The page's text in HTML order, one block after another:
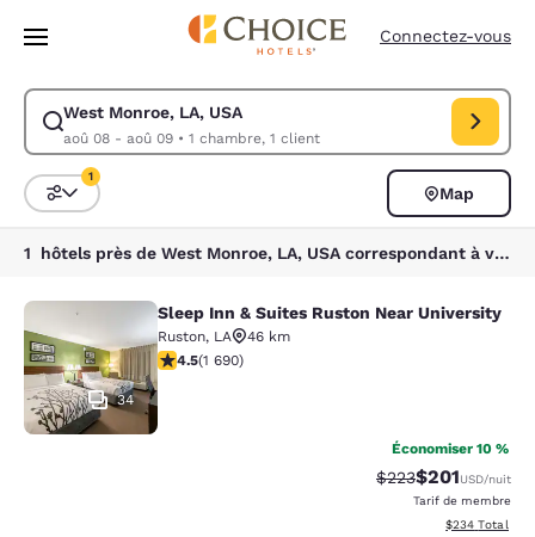
Passer à Contenu Principal
Connectez-vous
West Monroe, LA, USA
aoû 08 - aoû 09• 1 chambre, 1 client
Modifiez la recherche pour West Monroe, LA, USA. Date d’arrivée
Trier et filtrer
1
Map
1 hôtels près de West Monroe, LA, USA correspondant à vos filtres
Sleep Inn & Suites Ruston Near
34
Sleep Inn & Suites Ruston Near University
Ruston, LA
46 km
4.49 étoiles. Excellent. 1690 commentaires
4.5(1 690)
Économiser 10 %
Tarif barré :
$223Tarif réduit :
$201USD/nuit
Tarif de membre
Afficher les
$234 Total